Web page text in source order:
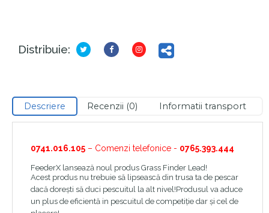
Distribuie:
Descriere Recenzii (0) Informatii transport
0741.016.105 – Comenzi telefonice - 0765.393.444
FeederX lansează noul produs Grass Finder Lead!
Acest produs nu trebuie să lipsească din trusa ta de pescar
dacă dorești să duci pescuitul la alt nivel!Produsul va aduce
un plus de eficientă in pescuitul de competiție dar și cel de